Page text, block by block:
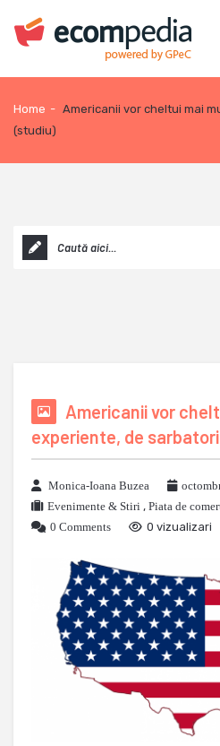
Home - Americanii vor cheltui mai
(studiu)
Americanii vor
experiente, de
Monica-Ioana Buzea
Evenimente & Stiri , Piata de
0 Comments
0 vizualizari